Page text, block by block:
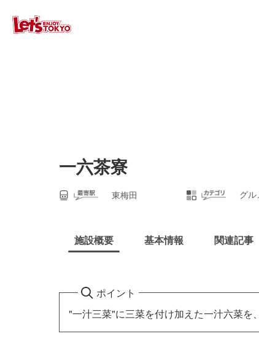
一六茶寮
東梅田 グル
施設概要 基本情報 関連記事
ポイント
"一汁三菜"に三菜を付け加えた一汁六菜を